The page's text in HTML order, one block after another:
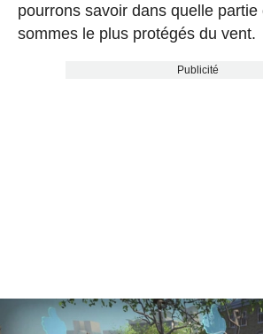
pourrons savoir dans quelle
sommes le plus protégés du vent.
Publicité